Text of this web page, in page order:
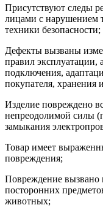
Присутствуют следы
лицами с нарушением
техники безопасности;
Дефекты вызваны
правил эксплуатации,
подключения,
покупателя, хранения
Изделие повреждено
непреодолимой силы
замыкания
Товар имеет
повреждения;
Повреждение вызвано
посторонних
животных;